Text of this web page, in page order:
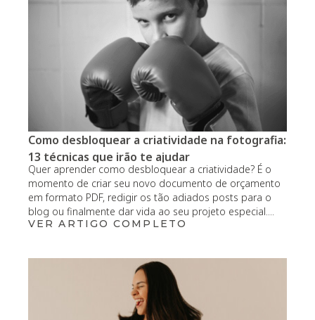
Como desbloquear a criatividade na fotografia:
13 técnicas que irão te ajudar
Quer aprender como desbloquear a criatividade? É o
momento de criar seu novo documento de orçamento
em formato PDF, redigir os tão adiados posts para o
blog ou finalmente dar vida ao seu projeto especial....
VER ARTIGO COMPLETO